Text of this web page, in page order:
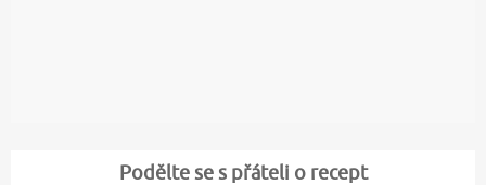
Podělte se s přáteli o recept